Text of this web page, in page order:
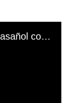
El mal momento de Yanina Gasañol con un hincha argentino en "Subrayado"